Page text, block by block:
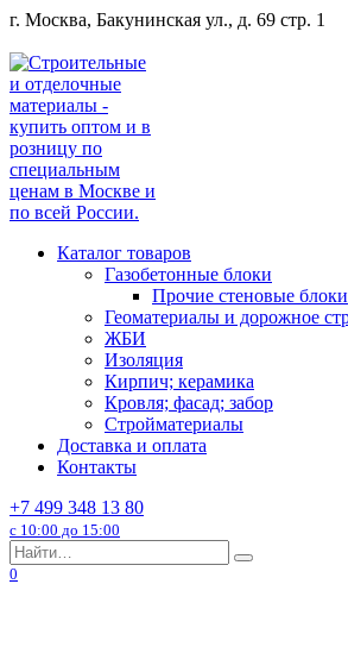
Перейти
содержанию
г. Москва, Бакунинская ул., д. 69 стр. 1
Каталог товаров
Газобетонные блоки
Прочие стеновые блоки
Геоматериалы и дорожное
ЖБИ
Изоляция
Кирпич; керамика
Кровля; фасад; забор
Стройматериалы
Доставка и оплата
Контакты
+7 499 348 13 80
с 10:00 до 15:00
Search
for:
0